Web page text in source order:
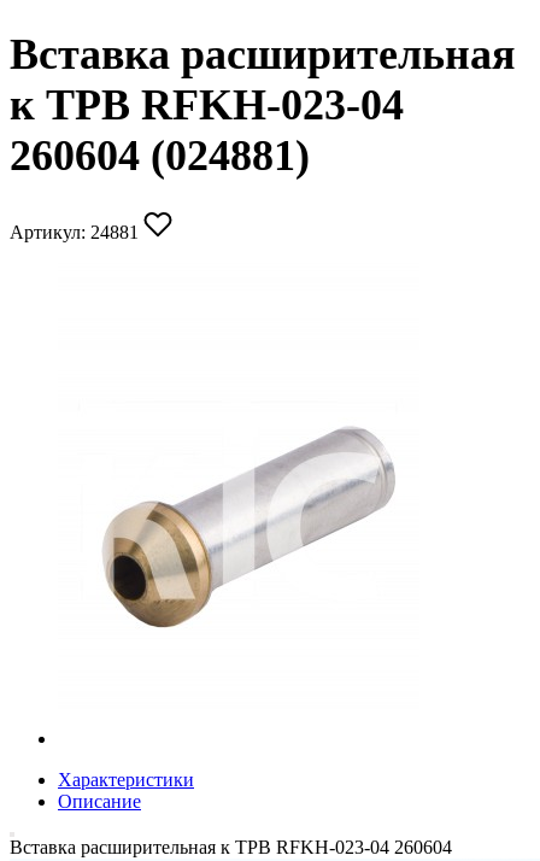
Вставка расширительная
к ТРВ RFKH-023-04
260604 (024881)
Артикул: 24881
Характеристики
Описание
Вставка расширительная к ТРВ RFKH-023-04 260604